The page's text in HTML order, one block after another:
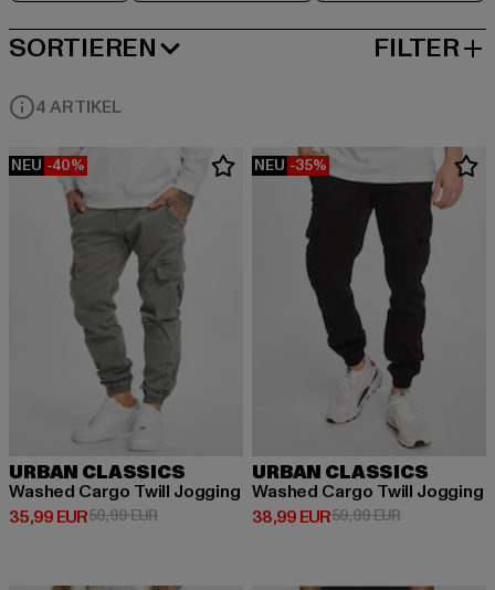
SORTIEREN
BELIEBTESTE FILTER
4 ARTIKEL
NEU -40%
URBAN CLASSICS
Washed Cargo Twill Jogging
35,99 EUR
Derzeitiger Preis: 35,99 EUR
59,99 EURAktionspreis: 59,99 EUR
NEU -35%
URBAN CLASSICS
Washed Cargo Twill Jogging
38,99 EUR
Derzeitiger Preis: 38,99 EUR
59,99 EURAktionspreis: